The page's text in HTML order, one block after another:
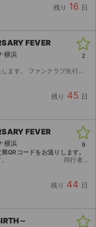
残り 16 日
FEVER
横浜
ケットぴあ／イープラス）にて分配いたします。 分配可能になり次第、取...
残り 45 日
2
FEVER
横浜
QRコードをお送りします。
トです。 【お渡し方法】 電子チケットにて分配いたします。 分配...
残り 44 日
9
～